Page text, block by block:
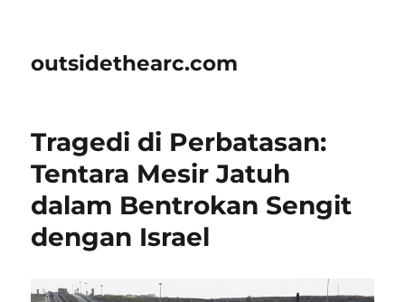
outsidethearc.com
Tragedi di Perbatasan:
Tentara Mesir Jatuh
dalam Bentrokan Sengit
dengan Israel